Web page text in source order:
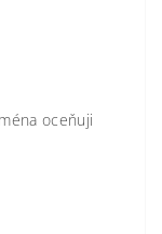
oceňuji